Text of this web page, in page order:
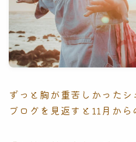
ずっと胸が重苦しかったシ
ブログを見返すと11月から